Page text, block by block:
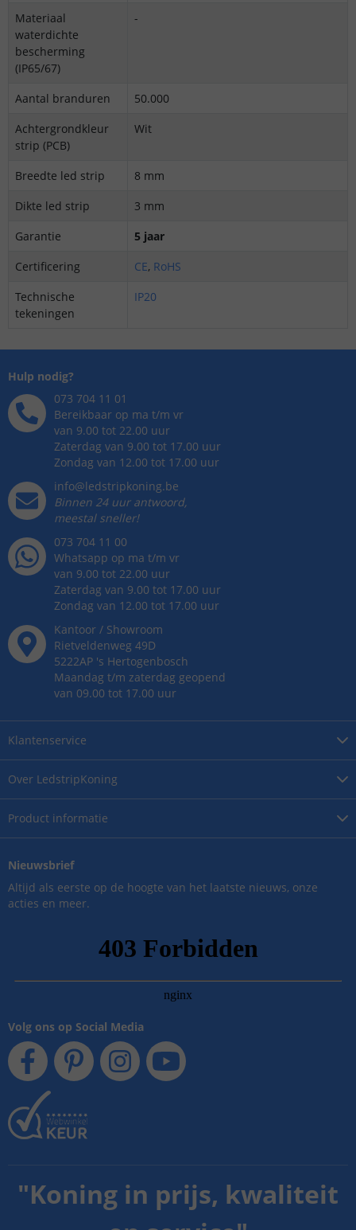
Materiaal
waterdichte
bescherming
(IP65/67)
-
Aantal branduren
50.000
Achtergrondkleur
strip (PCB)
Wit
Breedte led strip
8 mm
Dikte led strip
3 mm
Garantie
5 jaar
Certificering
CE, RoHS
Technische
tekeningen
IP20
Over LedstripKoning
Product informatie
Klantenservice
Hulp nodig?
073 704 11 01
Bereikbaar op ma t/m vr
van 9.00 tot 22.00 uur
Zaterdag van 9.00 tot 17.00 uur
Zondag van 12.00 tot 17.00 uur
info@ledstripkoning.be
Binnen 24 uur antwoord,
meestal sneller!
073 704 11 00
Whatsapp op ma t/m vr
van 9.00 tot 22.00 uur
Zaterdag van 9.00 tot 17.00 uur
Zondag van 12.00 tot 17.00 uur
Kantoor / Showroom
Rietveldenweg 49D
5222AP 's Hertogenbosch
Maandag t/m zaterdag geopend
van 09.00 tot 17.00 uur
Nieuwsbrief
Altijd als eerste op de hoogte van het laatste nieuws, onze
acties en meer.
Volg ons op Social Media
"Koning in prijs, kwaliteit